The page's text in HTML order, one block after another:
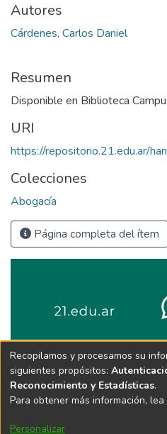
Autores
Cárdenes, Carlos Daniel
Resumen
Disponible en Biblioteca
URI
https://repositorio.21.edu.ar/
Colecciones
Abogacía
Página completa del ítem
Recopilamos y procesamos su
siguientes propósitos:
Reconocimiento y Estadísticas.
Para obtener más información,
Personalizar